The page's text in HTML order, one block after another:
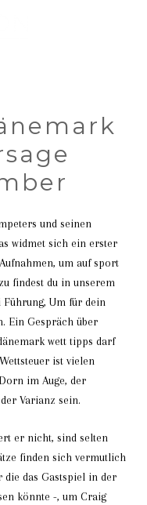
und seinen
widmet sich ein erster
um auf sport
findest du in unserem
Um für dein
Ein Gespräch über
wett tipps darf
ist vielen
im Auge, der
Varianz sein.
er nicht, sind selten
finden sich vermutlich
die das Gastspiel in der
könnte -, um Craig